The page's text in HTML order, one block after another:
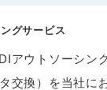
グサービス
アウトソーシン
交換）を当社に